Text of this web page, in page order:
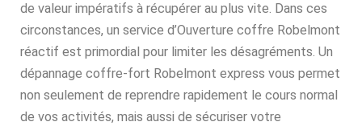
de valeur impératifs à récupérer au plus vite. Dans ces
circonstances, un service d’Ouverture coffre Robelmont
réactif est primordial pour limiter les désagréments. Un
dépannage coffre-fort Robelmont express vous permet
non seulement de reprendre rapidement le cours normal
de vos activités, mais aussi de sécuriser votre